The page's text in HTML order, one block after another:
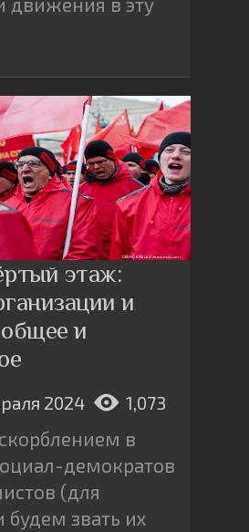
этаж:
и
и
2024 1,073
в
демократов
(для
будем звать их